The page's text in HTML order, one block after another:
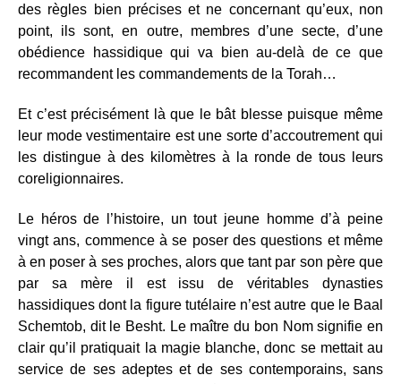
des règles bien précises et ne concernant qu’eux, non
point, ils sont, en outre, membres d’une secte, d’une
obédience hassidique qui va bien au-delà de ce que
recommandent les commandements de la Torah…
Et c’est précisément là que le bât blesse puisque même
leur mode vestimentaire est une sorte d’accoutrement qui
les distingue à des kilomètres à la ronde de tous leurs
coreligionnaires.
Le héros de l’histoire, un tout jeune homme d’à peine
vingt ans, commence à se poser des questions et même
à en poser à ses proches, alors que tant par son père que
par sa mère il est issu de véritables dynasties
hassidiques dont la figure tutélaire n’est autre que le Baal
Schemtob, dit le Besht. Le maître du bon Nom signifie en
clair qu’il pratiquait la magie blanche, donc se mettait au
service de ses adeptes et de ses contemporains, sans